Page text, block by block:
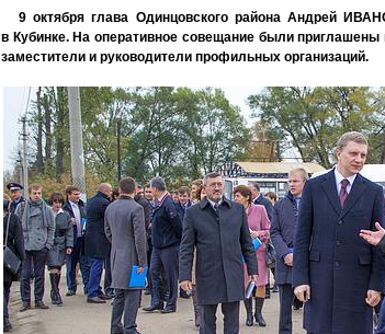
9 октября глава Одинцовского района Андрей
в Кубинке. На оперативное совещание были приглашены
заместители и руководители профильных организаций.